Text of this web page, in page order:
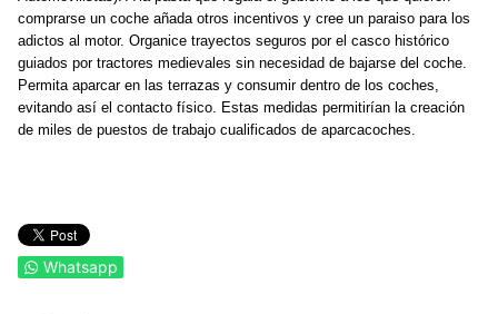
comprarse un coche añada otros incentivos y cree un paraiso para los
adictos al motor. Organice trayectos seguros por el casco histórico
guiados por tractores medievales sin necesidad de bajarse del coche.
Permita aparcar en las terrazas y consumir dentro de los coches,
evitando así el contacto físico. Estas medidas permitirían la creación
de miles de puestos de trabajo cualificados de aparcacoches.
Whatsapp